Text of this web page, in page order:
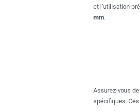
et l’utilisation
mm.
Assurez-vous
spécifiques.